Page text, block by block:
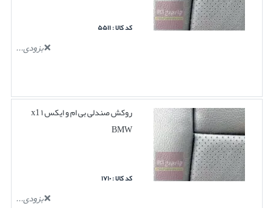
کد کالا : ۵۵۱۱
بزودی...
روکش صندلی بی ام و ایکس ۱ x1
BMW
کد کالا : ۱۷۱۰
بزودی...